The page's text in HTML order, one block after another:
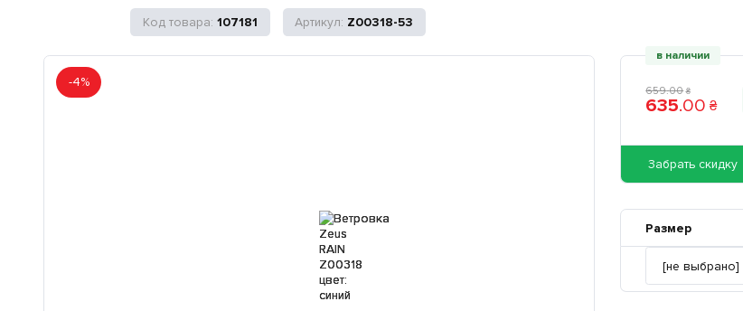
107181 Z00318-53
-4%
в наличии
659.00 ₴
635.00 ₴
Забрать скидку
Размер